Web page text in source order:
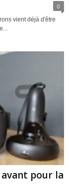
0
vient déjà d'être
avant pour la